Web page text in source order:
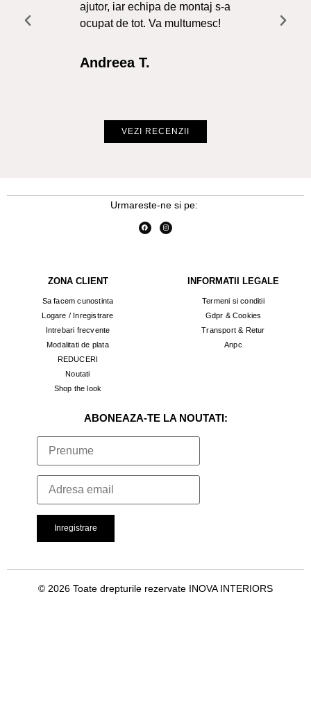
ajutor, iar echipa de montaj s-a
ocupat de tot. Va multumesc!
Andreea T.
VEZI RECENZII
Urmareste-ne si pe:
ZONA CLIENT
Sa facem cunostinta
Logare / Inregistrare
Intrebari frecvente
Modalitati de plata
REDUCERI
Noutati
Shop the look
INFORMATII LEGALE
Termeni si conditii
Gdpr & Cookies
Transport & Retur
Anpc
ABONEAZA-TE LA NOUTATI:
© 2026 Toate drepturile rezervate INOVA INTERIORS